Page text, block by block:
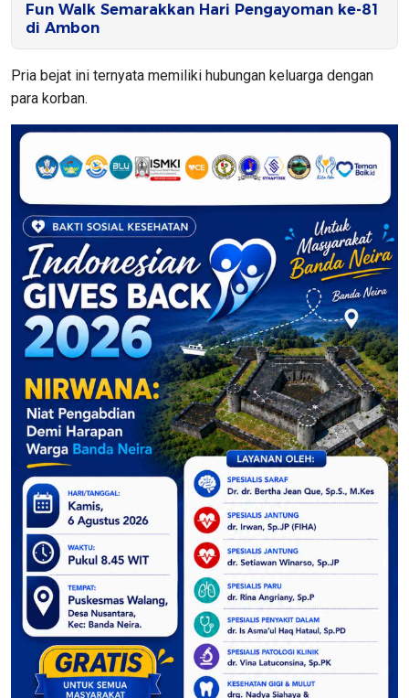
Fun Walk Semarakkan Hari Pengayoman ke-81
di Ambon
Pria bejat ini ternyata memiliki hubungan keluarga dengan
para korban.